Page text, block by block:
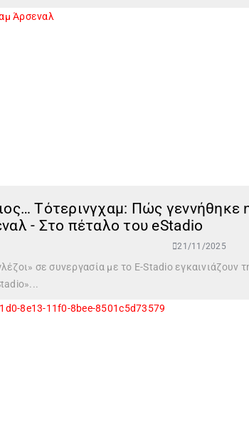
Τότερινγχαμ: Πώς γεννήθηκε
- Στο πέταλο του eStadio
21/11/2025
σε συνεργασία με το E-Stadio